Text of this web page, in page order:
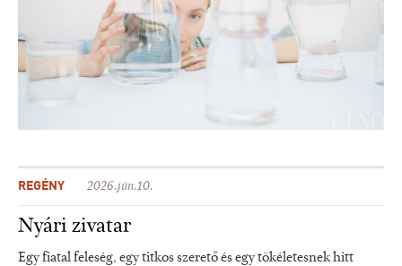
REGÉNY 2026.jún.10.
Nyári zivatar
Egy fiatal feleség, egy titkos szerető és egy tökéletesnek hitt